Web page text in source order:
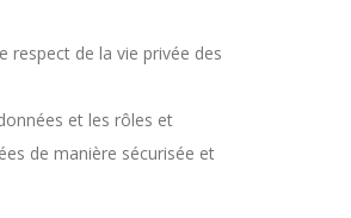
respect de la vie privée des
et les rôles et
de manière sécurisée et